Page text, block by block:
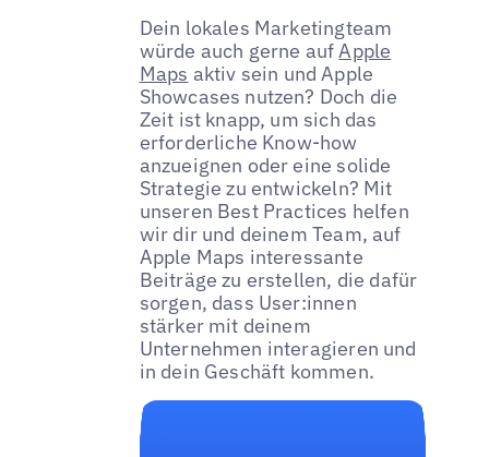
Dein lokales Marketingteam
würde auch gerne auf Apple
Maps aktiv sein und Apple
Showcases nutzen? Doch die
Zeit ist knapp, um sich das
erforderliche Know-how
anzueignen oder eine solide
Strategie zu entwickeln? Mit
unseren Best Practices helfen
wir dir und deinem Team, auf
Apple Maps interessante
Beiträge zu erstellen, die dafür
sorgen, dass User:innen
stärker mit deinem
Unternehmen interagieren und
in dein Geschäft kommen.